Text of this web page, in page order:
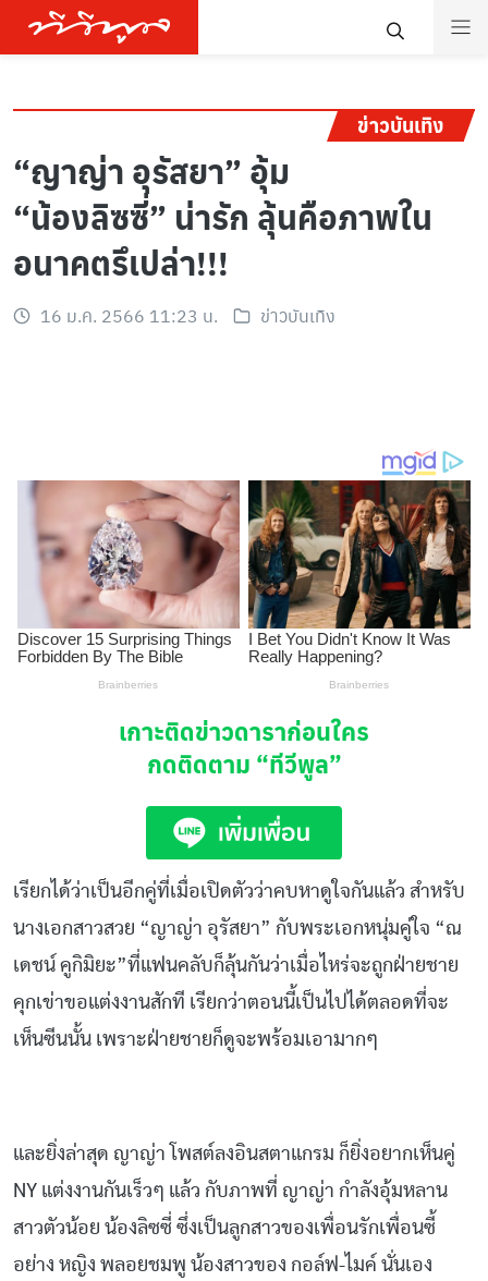
ข่าวบันเทิง
“ญาญ่า อุรัสยา” อุ้ม
“น้องลิซซี่” น่ารัก ลุ้นคือภาพใน
อนาคตรึเปล่า!!!
16 ม.ค. 2566 11:23 น. ข่าวบันเทิง
เกาะติดข่าวดาราก่อนใคร
กดติดตาม “ทีวีพูล”
เรียกได้ว่าเป็นอีกคู่ที่เมื่อเปิดตัวว่าคบหาดูใจกันแล้ว สำหรับ
นางเอกสาวสวย “ญาญ่า อุรัสยา” กับพระเอกหนุ่มคู่ใจ “ณ
เดชน์ คูกิมิยะ”ที่แฟนคลับก็ลุ้นกันว่าเมื่อไหร่จะถูกฝ่ายชาย
คุกเข่าขอแต่งงานสักที เรียกว่าตอนนี้เป็นไปได้ตลอดที่จะ
เห็นซีนนั้น เพราะฝ่ายชายก็ดูจะพร้อมเอามากๆ
และยิ่งล่าสุด ญาญ่า โพสต์ลงอินสตาแกรม ก็ยิ่งอยากเห็นคู่
NY แต่งงานกันเร็วๆ แล้ว กับภาพที่ ญาญ่า กำลังอุ้มหลาน
สาวตัวน้อย น้องลิซซี่ ซึ่งเป็นลูกสาวของเพื่อนรักเพื่อนซี้
อย่าง หญิง พลอยชมพู น้องสาวของ กอล์ฟ-ไมค์ นั่นเอง